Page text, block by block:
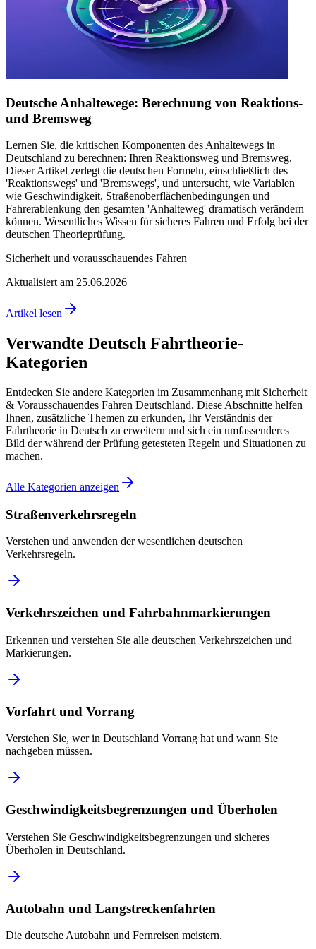
Deutsche Anhaltewege: Berechnung von Reaktions-
und Bremsweg
Lernen Sie, die kritischen Komponenten des Anhaltewegs in
Deutschland zu berechnen: Ihren Reaktionsweg und Bremsweg.
Dieser Artikel zerlegt die deutschen Formeln, einschließlich des
'Reaktionswegs' und 'Bremswegs', und untersucht, wie Variablen
wie Geschwindigkeit, Straßenoberflächenbedingungen und
Fahrerablenkung den gesamten 'Anhalteweg' dramatisch verändern
können. Wesentliches Wissen für sicheres Fahren und Erfolg bei der
deutschen Theorieprüfung.
Sicherheit und vorausschauendes Fahren
Aktualisiert am 25.06.2026
Artikel lesen
Verwandte Deutsch Fahrtheorie-
Kategorien
Entdecken Sie andere Kategorien im Zusammenhang mit Sicherheit
& Vorausschauendes Fahren Deutschland. Diese Abschnitte helfen
Ihnen, zusätzliche Themen zu erkunden, Ihr Verständnis der
Fahrtheorie in Deutsch zu erweitern und sich ein umfassenderes
Bild der während der Prüfung getesteten Regeln und Situationen zu
machen.
Alle Kategorien anzeigen
Straßenverkehrsregeln
Verstehen und anwenden der wesentlichen deutschen
Verkehrsregeln.
Verkehrszeichen und Fahrbahnmarkierungen
Erkennen und verstehen Sie alle deutschen Verkehrszeichen und
Markierungen.
Vorfahrt und Vorrang
Verstehen Sie, wer in Deutschland Vorrang hat und wann Sie
nachgeben müssen.
Geschwindigkeitsbegrenzungen und Überholen
Verstehen Sie Geschwindigkeitsbegrenzungen und sicheres
Überholen in Deutschland.
Autobahn und Langstreckenfahrten
Die deutsche Autobahn und Fernreisen meistern.